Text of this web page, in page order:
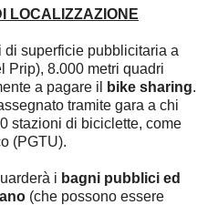
LOCALIZZAZIONE
superficie pubblicitaria a
Prip), 8.000 metri quadri
a pagare il
bike sharing.
tramite gara a chi
stazioni di biciclette, come
(PGTU).
i bagni pubblici ed
(che possono essere